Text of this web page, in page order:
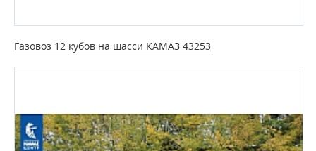
Газовоз 12 кубов на шасси КАМАЗ 43253